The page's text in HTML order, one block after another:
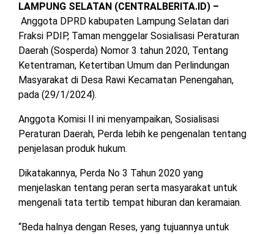
LAMPUNG
BARAT
LAMPUNG
TIMUR
LAMPUNG
UTARA
MESUJI
BARAT
TULANG
DPRD
LAMSEL
DPRD
LAMTENG
LAMBAR
DPRD
DPRD
LAMPUNG
LAMPUNG SELATAN (CENTRALBERITA.ID) –
Anggota DPRD kabupaten Lampung Selatan dari
Fraksi PDIP, Taman menggelar Sosialisasi Peraturan
Daerah (Sosperda) Nomor 3 tahun 2020, Tentang
Ketentraman, Ketertiban Umum dan Perlindungan
Masyarakat di Desa Rawi Kecamatan Penengahan,
pada (29/1/2024).
Anggota Komisi II ini menyampaikan, Sosialisasi
Peraturan Daerah, Perda lebih ke pengenalan tentang
penjelasan produk hukum.
Dikatakannya, Perda No 3 Tahun 2020 yang
menjelaskan tentang peran serta masyarakat untuk
mengenali tata tertib tempat hiburan dan keramaian.
“Beda halnya dengan Reses, yang tujuannya untuk